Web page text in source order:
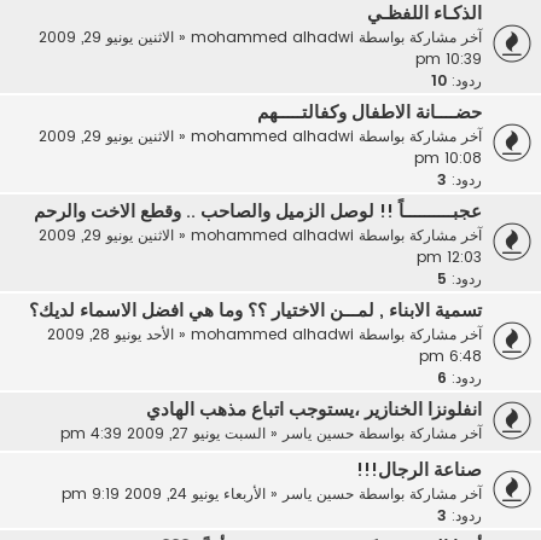
الذكـاء اللفظـي
آخر مشاركة بواسطة mohammed alhadwi
«
الاثنين يونيو 29, 2009
10:39 pm
ردود: 10
حضــــانة الاطفال وكفالتـــــهم
آخر مشاركة بواسطة mohammed alhadwi
«
الاثنين يونيو 29, 2009
10:08 pm
ردود: 3
عجبــــــــــاً !! لوصل الزميل والصاحب .. وقطع الاخت والرحم
آخر مشاركة بواسطة mohammed alhadwi
«
الاثنين يونيو 29, 2009
12:03 pm
ردود: 5
تسمية الابناء , لمـــن الاختيار ؟؟ وما هي افضل الاسماء لديك؟
آخر مشاركة بواسطة mohammed alhadwi
«
الأحد يونيو 28, 2009
6:48 pm
ردود: 6
انفلونزا الخنازير ،يستوجب اتباع مذهب الهادي
آخر مشاركة بواسطة حسين ياسر« السبت يونيو 27, 2009 4:39 pm
صناعة الرجال!!!
آخر مشاركة بواسطة حسين ياسر« الأربعاء يونيو 24, 2009 9:19 pm
ردود: 3